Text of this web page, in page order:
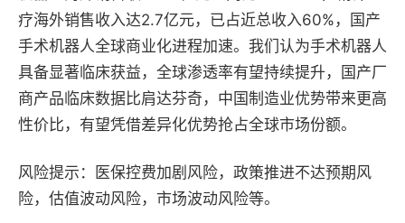
疗海外销售收入达2.7亿元，已占近总收入60%，国产
手术机器人全球商业化进程加速。我们认为手术机器人
具备显著临床获益，全球渗透率有望持续提升，国产厂
商产品临床数据比肩达芬奇，中国制造业优势带来更高
性价比，有望凭借差异化优势抢占全球市场份额。
风险提示：
医保控费加剧风险，政策推进不达预期风
险，估值波动风险，市场波动风险等。